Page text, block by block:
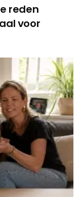
reden
voor